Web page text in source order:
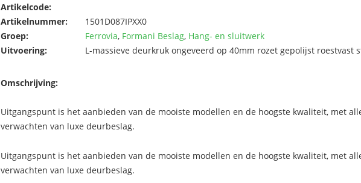
Artikelcode:
Artikelnummer:
1501D087IPXX0
Groep:
Ferrovia, Formani Beslag, Hang- en sluitwerk
Uitvoering:
L-massieve deurkruk ongeveerd op 40mm rozet gepolijst roestvast
Omschrijving:
Uitgangspunt is het aanbieden van de mooiste modellen en de hoogste kwaliteit, met
verwachten van luxe deurbeslag.
Uitgangspunt is het aanbieden van de mooiste modellen en de hoogste kwaliteit, met
verwachten van luxe deurbeslag.